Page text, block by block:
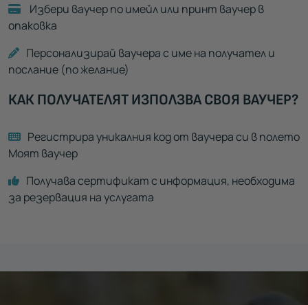
Избери ваучер по имейл или принт ваучер в
опаковка
Персонализирай ваучера с име на получател и
послание (по желание)
КАК ПОЛУЧАТЕЛЯТ ИЗПОЛЗВА СВОЯ ВАУЧЕР?
Регистрира уникалния код от ваучера си в полето
Моят ваучер
Получава сертификат с информация, необходима
за резервация на услугата